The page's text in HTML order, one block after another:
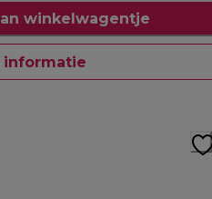
winkelwagentje
informatie